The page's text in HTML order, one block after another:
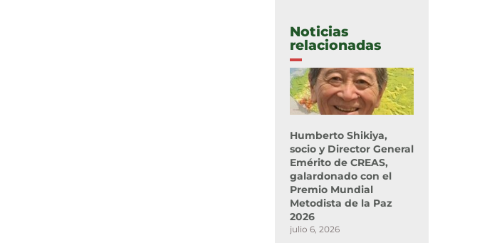
Noticias
relacionadas
Humberto Shikiya,
socio y Director General
Emérito de CREAS,
galardonado con el
Premio Mundial
Metodista de la Paz
2026
julio 6, 2026